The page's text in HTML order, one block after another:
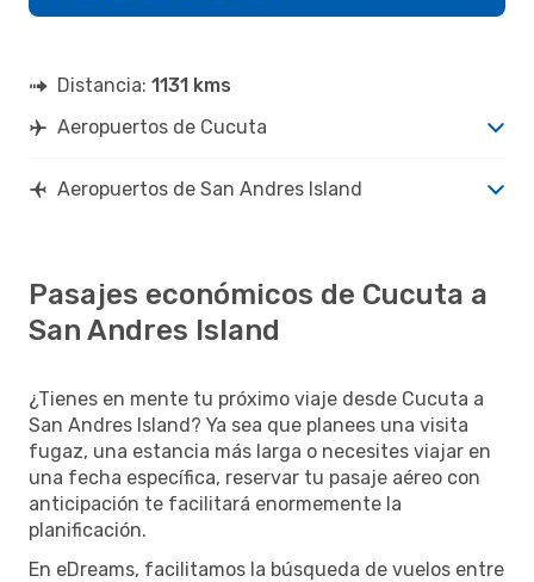
Distancia: 1131 kms
Aeropuertos de Cucuta
Aeropuertos de San Andres Island
Pasajes económicos de Cucuta a
San Andres Island
¿Tienes en mente tu próximo viaje desde Cucuta a
San Andres Island? Ya sea que planees una visita
fugaz, una estancia más larga o necesites viajar en
una fecha específica, reservar tu pasaje aéreo con
anticipación te facilitará enormemente la
planificación.
En eDreams, facilitamos la búsqueda de vuelos entre